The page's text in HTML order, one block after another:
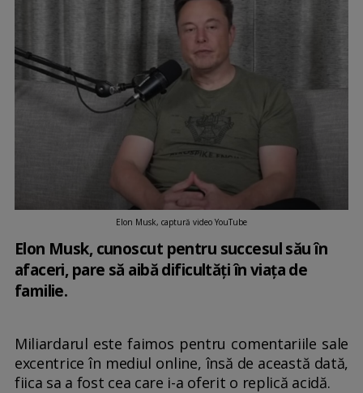
Elon Musk, captură video YouTube
Elon Musk, cunoscut pentru succesul său în
afaceri, pare să aibă dificultăți în viața de
familie.
Miliardarul este faimos pentru comentariile sale
excentrice în mediul online, însă de această dată,
fiica sa a fost cea care i-a oferit o replică acidă.